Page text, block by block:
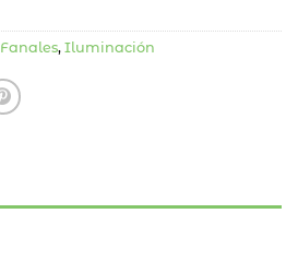
Fanales, Iluminación